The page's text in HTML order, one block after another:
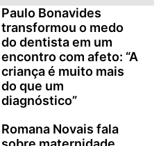
Paulo Bonavides
transformou o medo
do dentista em um
encontro com afeto: “A
criança é muito mais
do que um
diagnóstico”
Romana Novais fala